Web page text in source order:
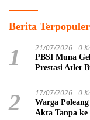
Berita Terpopuler
1 21/07/2026 0
PBSI Muna
Prestasi Atlet
2 17/07/2026 0
Warga
Akta Tanpa ke